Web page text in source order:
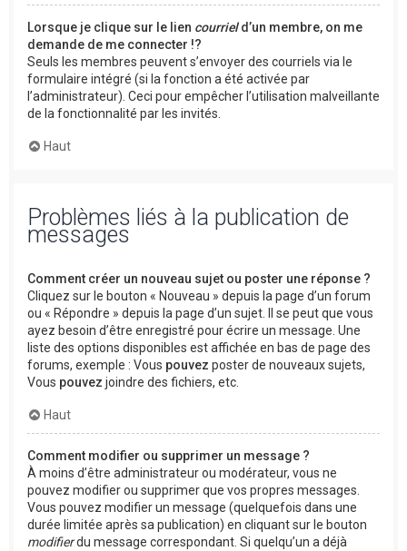
Lorsque je clique sur le lien courrield’un membre, on me
demande de me connecter !?
Seuls les membres peuvent s’envoyer des courriels via le
formulaire intégré (si la fonction a été activée par
l’administrateur). Ceci pour empêcher l’utilisation malveillante
de la fonctionnalité par les invités.
Haut
Problèmes liés à la publication de
messages
Comment créer un nouveau sujet ou poster une réponse ?
Cliquez sur le bouton « Nouveau » depuis la page d’un forum
ou « Répondre » depuis la page d’un sujet. Il se peut que vous
ayez besoin d’être enregistré pour écrire un message. Une
liste des options disponibles est affichée en bas de page des
forums, exemple : Vous pouvez poster de nouveaux sujets,
Vous pouvez joindre des fichiers, etc.
Haut
Comment modifier ou supprimer un message ?
À moins d’être administrateur ou modérateur, vous ne
pouvez modifier ou supprimer que vos propres messages.
Vous pouvez modifier un message (quelquefois dans une
durée limitée après sa publication) en cliquant sur le bouton
modifierdu message correspondant. Si quelqu’un a déjà